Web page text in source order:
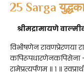
25 Sarga
श्रीमद्रामायणे
विभीषणेन रावणप्रेरणया
कपिरूपधारणेनकपिसेना -
रामेप्रत्यर्पणम् ॥ १ ॥